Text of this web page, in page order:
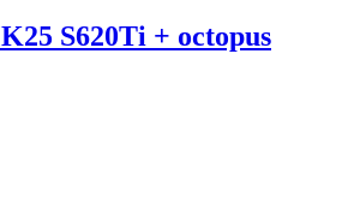
S620Ti + octopus